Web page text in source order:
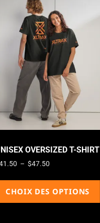
OVERSIZED T-SHIRT
– $47.50
CHOIX DES OPTIONS